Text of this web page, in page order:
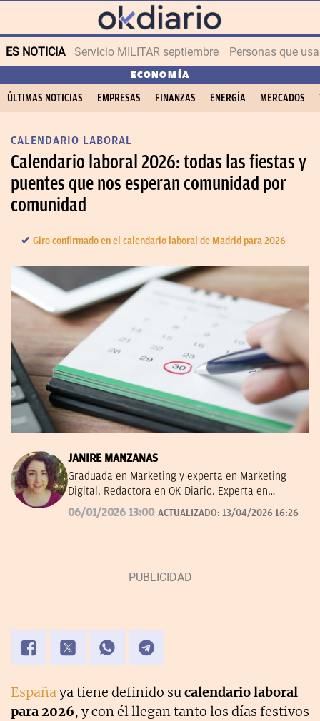
ES NOTICIA Servicio MILITAR septiembre Personas que
ECONOMÍA
ÚLTIMAS NOTICIAS EMPRESAS FINANZAS ENERGÍA MERCADOS
CALENDARIO LABORAL
Calendario laboral 2026: todas las fiestas y
puentes que nos esperan comunidad por
comunidad
Giro confirmado en el calendario laboral de Madrid para 2026
JANIRE MANZANAS
Graduada en Marketing y experta en Marketing
Digital. Redactora en OK Diario. Experta en
curiosidades, mascotas, consumo y Lotería de
Navidad.
06/01/2026 13:00 ACTUALIZADO: 13/04/2026 16:26
Españaya tiene definido sucalendario laboral
para 2026, y con él llegan tanto los días festivos